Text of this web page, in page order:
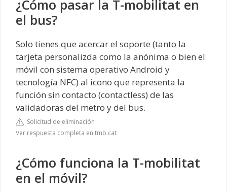
¿Cómo pasar la T-mobilitat en
el bus?
Solo tienes que acercar el soporte (tanto la
tarjeta personalizda como la anónima o bien el
móvil con sistema operativo Android y
tecnología NFC) al icono que representa la
función sin contacto (contactless) de las
validadoras del metro y del bus.
Solicitud de eliminación
Ver respuesta completa en tmb.cat
¿Cómo funciona la T-mobilitat
en el móvil?